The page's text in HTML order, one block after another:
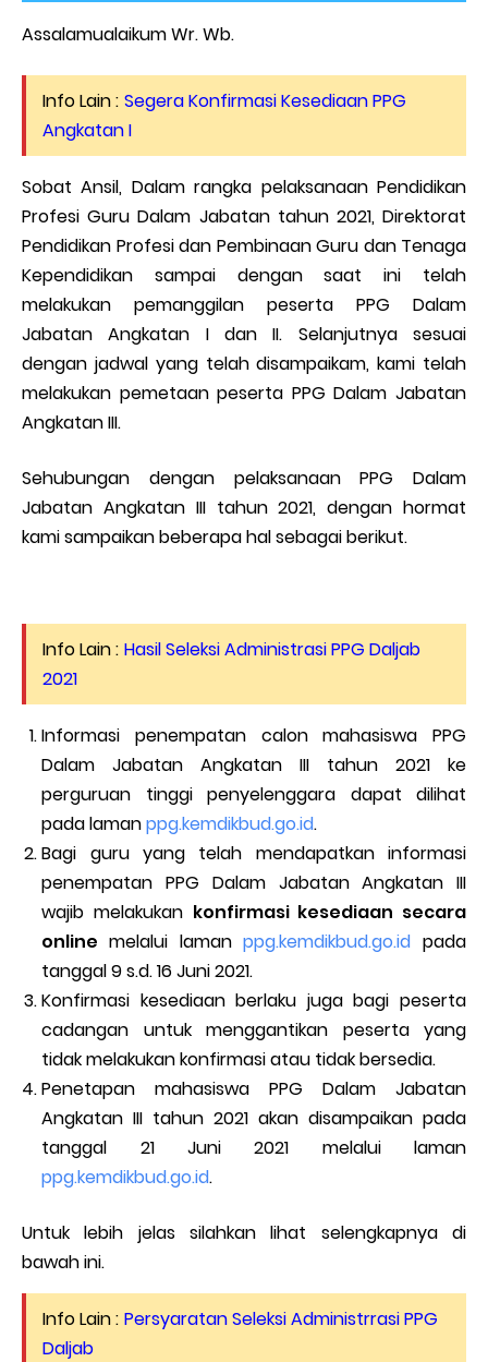
Assalamualaikum Wr. Wb.
Info Lain : Segera Konfirmasi Kesediaan PPG
Angkatan I
Sobat Ansil, Dalam rangka pelaksanaan Pendidikan
Profesi Guru Dalam Jabatan tahun 2021, Direktorat
Pendidikan Profesi dan Pembinaan Guru dan Tenaga
Kependidikan sampai dengan saat ini telah
melakukan pemanggilan peserta PPG Dalam
Jabatan Angkatan I dan II. Selanjutnya sesuai
dengan jadwal yang telah disampaikam, kami telah
melakukan pemetaan peserta PPG Dalam Jabatan
Angkatan III.
Sehubungan dengan pelaksanaan PPG Dalam
Jabatan Angkatan III tahun 2021, dengan hormat
kami sampaikan beberapa hal sebagai berikut.
Info Lain : Hasil Seleksi Administrasi PPG Daljab
2021
Informasi penempatan calon mahasiswa PPG
Dalam Jabatan Angkatan III tahun 2021 ke
perguruan tinggi penyelenggara dapat dilihat
pada lamanppg.kemdikbud.go.id.
Bagi guru yang telah mendapatkan informasi
penempatan PPG Dalam Jabatan Angkatan III
wajib melakukan konfirmasi kesediaan secara
onlinemelalui lamanppg.kemdikbud.go.id pada
tanggal 9 s.d. 16 Juni 2021.
Konfirmasi kesediaan berlaku juga bagi peserta
cadangan untuk menggantikan peserta yang
tidak melakukan konfirmasi atau tidak bersedia.
Penetapan mahasiswa PPG Dalam Jabatan
Angkatan III tahun 2021 akan disampaikan pada
tanggal 21 Juni 2021 melalui laman
ppg.kemdikbud.go.id.
Untuk lebih jelas silahkan lihat selengkapnya di
bawah ini.
Info Lain : Persyaratan Seleksi Administrrasi PPG
Daljab